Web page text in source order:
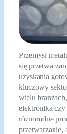
Przemysł
się
uzyskania
kluczowy
wielu
elektronika
różnorodne
przetwarzanie,